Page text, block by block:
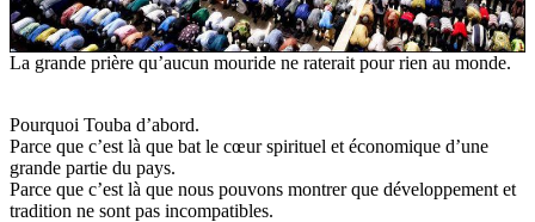
La grande prière qu’aucun mouride ne raterait pour rien au monde.
Pourquoi Touba d’abord.
Parce que c’est là que bat le cœur spirituel et économique d’une
grande partie du pays.
Parce que c’est là que nous pouvons montrer que développement et
tradition ne sont pas incompatibles.